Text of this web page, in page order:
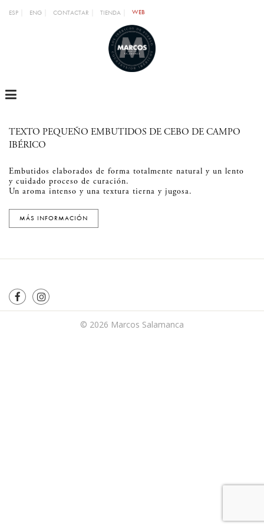
ESP ENG CONTACTAR TIENDA WEB
MENU
TEXTO PEQUEÑO EMBUTIDOS DE CEBO DE CAMPO
IBÉRICO
Embutidos elaborados de forma totalmente natural y un lento
y cuidado proceso de curación.
Un aroma intenso y una textura tierna y jugosa.
MÁS INFORMACIÓN
© 2026 Marcos Salamanca